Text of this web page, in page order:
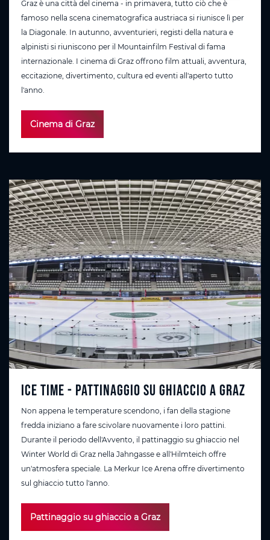
Graz è una città del cinema - in primavera, tutto ciò che è
famoso nella scena cinematografica austriaca si riunisce lì per
la Diagonale. In autunno, avventurieri, registi della natura e
alpinisti si riuniscono per il Mountainfilm Festival di fama
internazionale. I cinema di Graz offrono film attuali, avventura,
eccitazione, divertimento, cultura ed eventi all'aperto tutto
l'anno.
Cinema di Graz
Ice Time - Pattinaggio su ghiaccio a Graz
Non appena le temperature scendono, i fan della stagione
fredda iniziano a fare scivolare nuovamente i loro pattini.
Durante il periodo dell'Avvento, il pattinaggio su ghiaccio nel
Winter World di Graz nella Jahngasse e all'Hilmteich offre
un'atmosfera speciale. La Merkur Ice Arena offre divertimento
sul ghiaccio tutto l'anno.
Pattinaggio su ghiaccio a Graz